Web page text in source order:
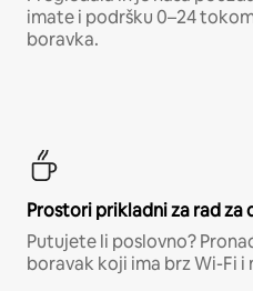
imate i podršku 0–24
boravka.
Prostori prikladni za rad za
Putujete li poslovno?
boravak koji ima brz Wi-Fi